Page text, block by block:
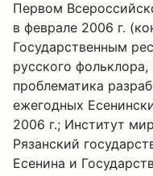
Первом
в феврале 2006 г.
Государственным
русского
проблематика
ежегодных
2006 г.; Институт
Рязанский
Есенина и